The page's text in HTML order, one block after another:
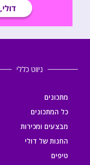
ניווט כללי
מתכונים
כל המתכונים
מבצעים ומכירות
החנות של דולי
טיפים